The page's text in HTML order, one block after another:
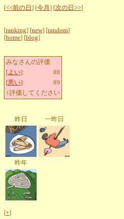
[<<前の日 ] [今月 ] [次の日>>]
[ranking] [new] [random]
[home] [blog]
みなさんの評価
[よい]:
88
[悪い]:
89
↑評価してください
昨日 一昨日
昨年
[+]